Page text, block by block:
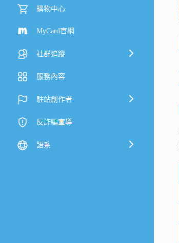
購物中心
MyCard官網
社群追蹤
服務內容
駐站創作者
反詐騙宣導
語系